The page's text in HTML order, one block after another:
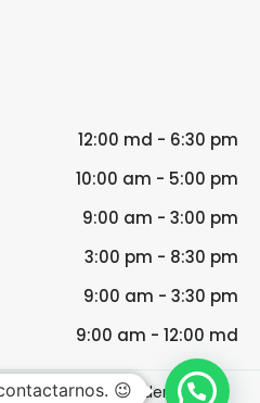
12:00 md - 6:30 pm
10:00 am - 5:00 pm
9:00 am - 3:00 pm
3:00 pm - 8:30 pm
9:00 am - 3:30 pm
9:00 am - 12:00 md
Hoed. Todos los derechos
😉